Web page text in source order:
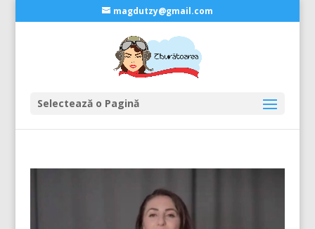
magdutzy@gmail.com
Selectează o Pagină